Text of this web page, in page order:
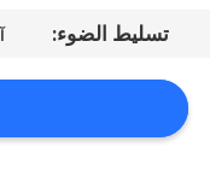
أخبار
تسليط الضوء: